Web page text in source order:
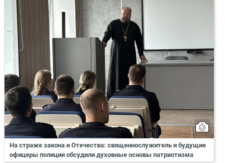
На страже закона и Отечества: священнослужитель и будущие
офицеры полиции обсудили духовные основы патриотизма